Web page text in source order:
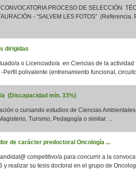
CONVOCATORIA PROCESO DE SELECCIÓN
- “SALVEM LES FOTOS” (Referencia.
dirigidas
a o Licenciado/a en Ciencias de la actividad
Perfil polivalente (entrenamiento funcional,
(Discapacidad mín. 33%)
o cursando estudios de Ciencias
Turismo, Pedagogía o similar. ...
de carácter predoctoral Oncología ...
competitivo/a para concurrir a la
y realizar su tesis doctoral en el grupo de